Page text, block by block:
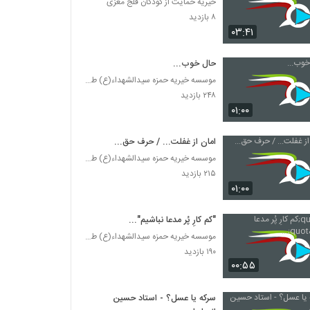
۰۳:۴۱
۸ بازدید
۰۱:۰۰
حال خوب...
موسسه خیریه حمزه سیدالشهداء(ع) طرقبه
۲۴۸ بازدید
۰۱:۰۰
امان از غفلت... / حرف حق...
موسسه خیریه حمزه سیدالشهداء(ع) طرقبه
۲۱۵ بازدید
۰۰:۵۵
"کم کارِ پُر مدعا نباشیم"...
موسسه خیریه حمزه سیدالشهداء(ع) طرقبه
۱۹۰ بازدید
سرکه یا عسل؟ - استاد حسین